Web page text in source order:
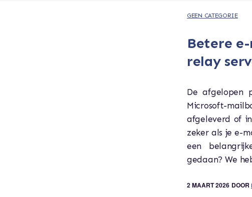
GEEN CATEGORIE
Betere
relay
De afgelopen
Microsoft-
afgeleverd of
zeker als je e-
een
gedaan? We
2 MAART 2026 DOOR